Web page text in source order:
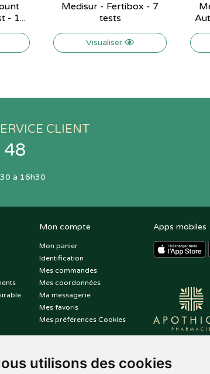
utilisons des cookies
- 1...
Medisur - Fertibox - 7
tests
Visualiser
CLIENT
à 16h30
Mon compte
Mon panier
Identification
Mes commandes
Mes coordonnées
Ma messagerie
Mes favoris
Mes préférences Cookies
Apps mobiles